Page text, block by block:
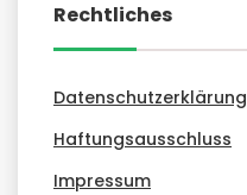
Rechtliches
Datenschutzerklärung
Haftungsausschluss
Impressum